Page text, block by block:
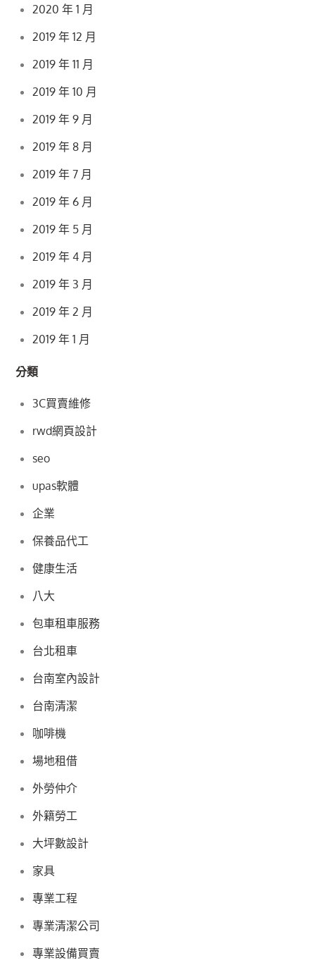
2020 年 1 月
2019 年 12 月
2019 年 11 月
2019 年 10 月
2019 年 9 月
2019 年 8 月
2019 年 7 月
2019 年 6 月
2019 年 5 月
2019 年 4 月
2019 年 3 月
2019 年 2 月
2019 年 1 月
分類
3C買賣維修
rwd網頁設計
seo
upas軟體
企業
保養品代工
健康生活
八大
包車租車服務
台北租車
台南室內設計
台南清潔
咖啡機
場地租借
外勞仲介
外籍勞工
大坪數設計
家具
專業工程
專業清潔公司
專業設備買賣